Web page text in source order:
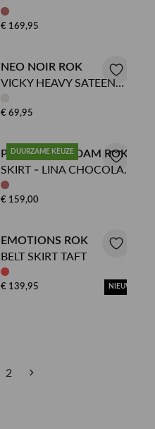
€ 169,95
NEO NOIR ROK
VICKY HEAVY SATEEN
SKIRT
€ 69,95
DUURZAME KEUZE
POM AMSTERDAM ROK
SKIRT - LINA CHOCOLATE
BROWN
€ 159,00
EMOTIONS ROK
BELT SKIRT TAFT
€ 139,95 NIEUW
2